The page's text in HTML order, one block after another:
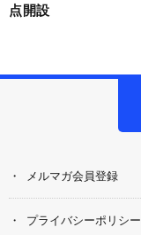
点開設
メルマガ会員登録
プライバシーポリシー